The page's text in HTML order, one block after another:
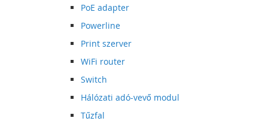
PoE adapter
Powerline
Print szerver
WiFi router
Switch
Hálózati adó-vevő modul
Tűzfal